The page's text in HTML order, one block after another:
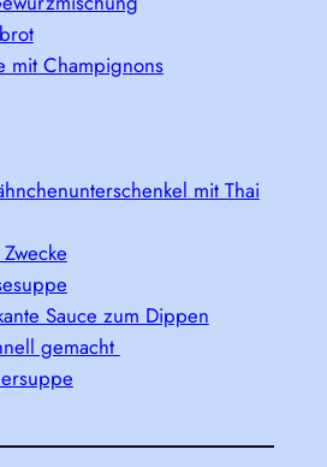
mit Champignons
mit Thai
Sauce zum Dippen
gemacht